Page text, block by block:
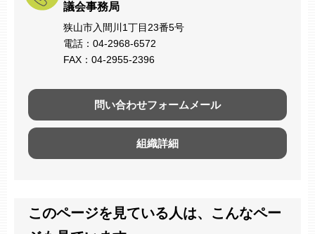
議会事務局
狭山市入間川1丁目23番5号
電話：04-2968-6572
FAX：04-2955-2396
問い合わせフォームメール
組織詳細
このページを見ている人は、こんなペー